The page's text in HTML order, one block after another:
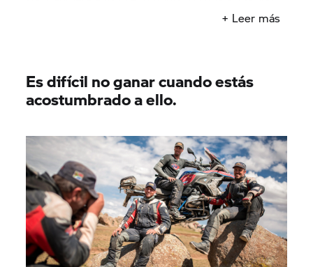
impecable y un trabajo en equipo constante+ Leer más
Es difícil no ganar cuando estás
acostumbrado a ello.